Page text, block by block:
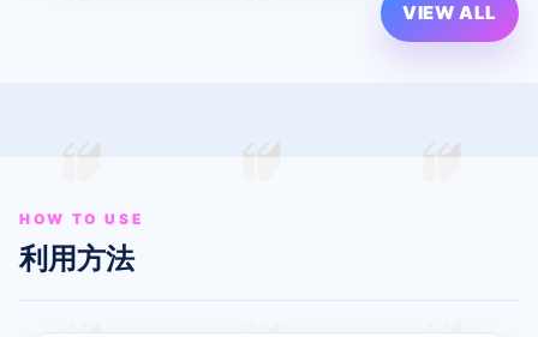
VIEW ALL
HOW TO USE
利用方法